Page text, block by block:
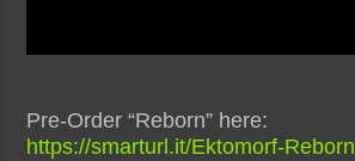
Pre-Order “Reborn” here:
https://smarturl.it/Ektomorf-Reborn